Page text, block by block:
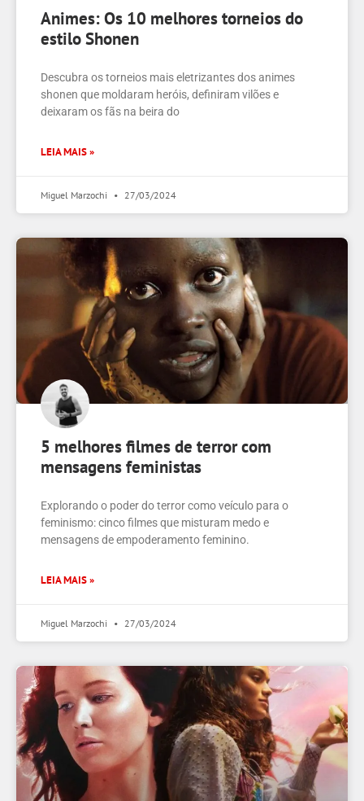
Animes: Os 10 melhores torneios do
estilo Shonen
Descubra os torneios mais eletrizantes dos animes
shonen que moldaram heróis, definiram vilões e
deixaram os fãs na beira do
LEIA MAIS »
Miguel Marzochi 27/03/2024
5 melhores filmes de terror com
mensagens feministas
Explorando o poder do terror como veículo para o
feminismo: cinco filmes que misturam medo e
mensagens de empoderamento feminino.
LEIA MAIS »
Miguel Marzochi 27/03/2024